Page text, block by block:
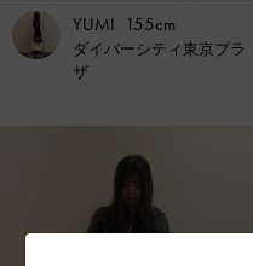
YUMI 155cm
ダイバーシティ東京プラ
ザ